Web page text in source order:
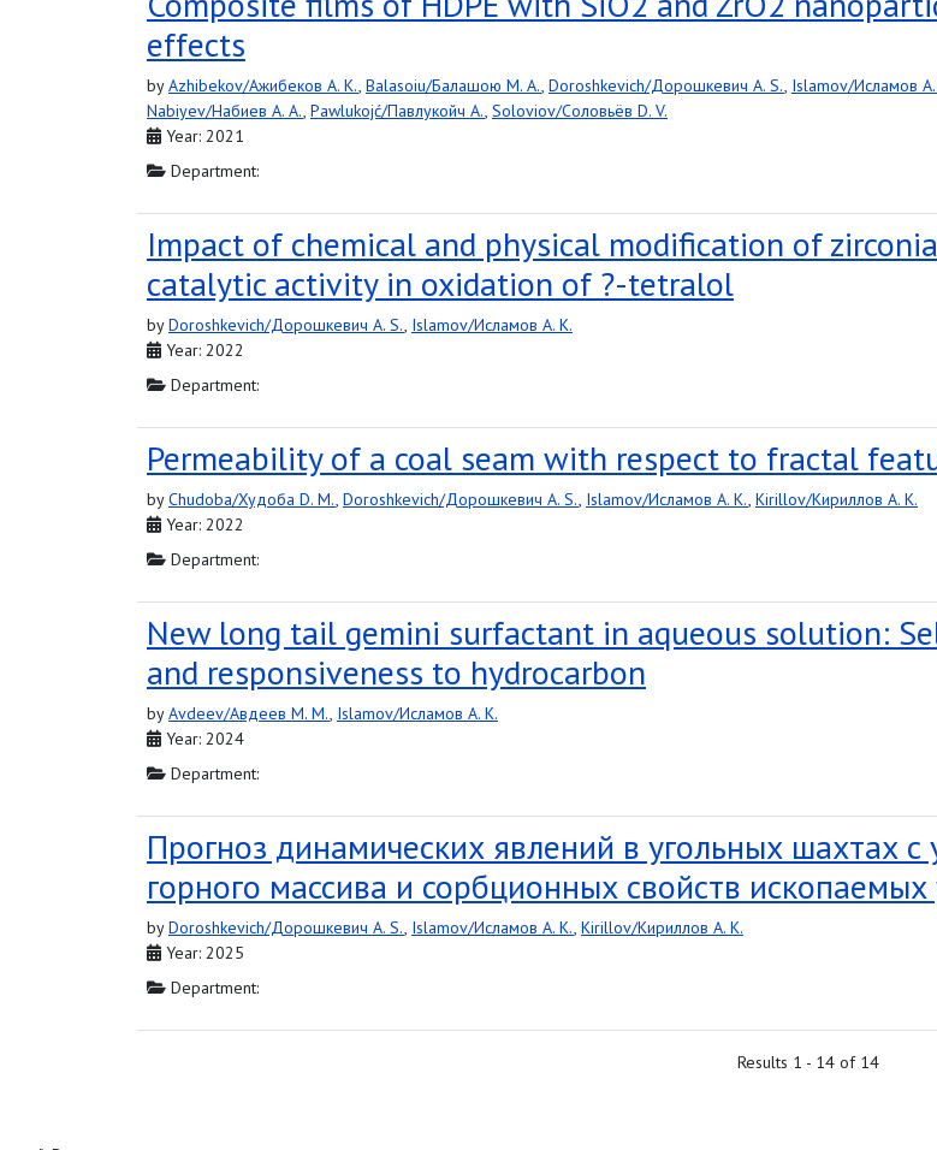
effects
byAzhibekov/Ажибеков A. K., Balasoiu/Балашою M. A., Doroshkevich/Дорошкевич A. S., Islamov/Исламов A.
Nabiyev/Набиев A. A., Pawlukojć/Павлукойч A., Soloviov/Соловьёв D. V.
Year: 2021
Department:
Impact of chemical and physical modification of
catalytic activity in oxidation of ?-tetralol
byDoroshkevich/Дорошкевич A. S., Islamov/Исламов A. K.
Year: 2022
Department:
Permeability of a coal seam with respect to fractal
byChudoba/Худоба D. M., Doroshkevich/Дорошкевич A. S., Islamov/Исламов A. K., Kirillov/Кириллов A. K.
Year: 2022
Department:
New long tail gemini surfactant in aqueous solution:
and responsiveness to hydrocarbon
byAvdeev/Авдеев M. M., Islamov/Исламов A. K.
Year: 2024
Department:
Прогноз динамических явлений в угольных шахтах
горного массива и сорбционных свойств ископаемых
byDoroshkevich/Дорошкевич A. S., Islamov/Исламов A. K., Kirillov/Кириллов A. K.
Year: 2025
Department:
Results 1 - 14 of 14